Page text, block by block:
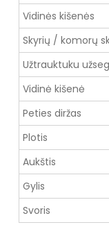
Vidinės kišenės
Skyrių / komorų
Užtrauktuku
Vidinė kišenė
Peties diržas
Plotis
Aukštis
Gylis
Svoris